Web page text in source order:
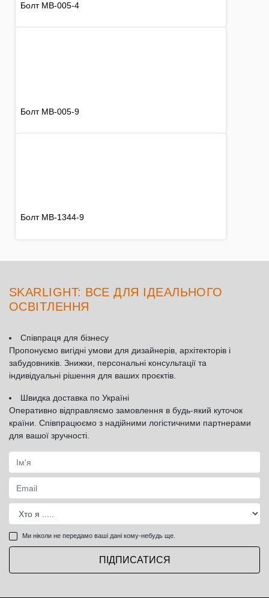
Болт MB-005-4
Болт MB-005-9
Болт MB-1344-9
SKARLIGHT: ВСЕ ДЛЯ ІДЕАЛЬНОГО
ОСВІТЛЕННЯ
Співпраця для бізнесу
Пропонуємо вигідні умови для дизайнерів, архітекторів і
забудовників. Знижки, персональні консультації та
індивідуальні рішення для ваших проєктів.
Швидка доставка по Україні
Оперативно відправляємо замовлення в будь-який куточок
країни. Співпрацюємо з надійними логістичними партнерами
для вашої зручності.
Ми ніколи не передамо ваші дані кому-небудь ще.
ПІДПИСАТИСЯ